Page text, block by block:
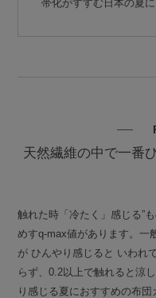
帯化がすすむ日本の夏
天然繊維の中で一番
触れた時「冷たく」感じる”
めすq-max値があります。一
が ひんやり感じると いわれ
らず、0.2以上で触れると涼
り感じる夏におすすめの布団